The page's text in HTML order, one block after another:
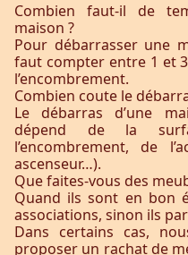
Combien faut-il de
maison ?
Pour débarrasser une
faut compter entre 1 et
l’encombrement.
Combien coute le
Le débarras d’une
dépend de la
l’encombrement, de
ascenseur…).
Que faites-vous des
Quand ils sont en bon
associations, sinon ils
Dans certains cas,
proposer un rachat de